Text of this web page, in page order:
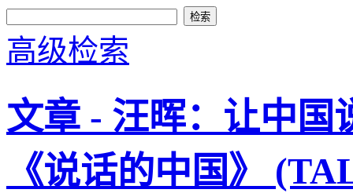
高级检索
文章 - 汪晖：让中国
《说话的中国》